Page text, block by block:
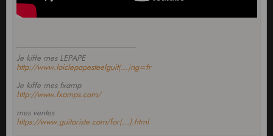
Je kiffe mes LEPAPE
http://www.loiclepapesteelguit(...)ng=fr
Je kiffe mes fxamp
http://www.fxamps.com/
mes ventes
https://www.guitariste.com/for(...).html